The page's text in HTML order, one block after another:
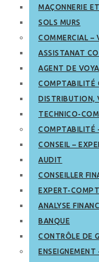
MAÇONNERIE
SOLS MURS
COMMERCIAL –
ASSISTANAT
AGENT DE
COMPTABILITÉ
DISTRIBUTION,
TECHNICO-
COMPTABILITÉ
CONSEIL –
AUDIT
CONSEILLER
EXPERT-
ANALYSE
BANQUE
CONTRÔLE DE
ENSEIGNEMENT